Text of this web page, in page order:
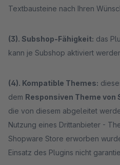
Textbausteine nach Ihren
(3). Subshop-Fähigkeit: das
kann je Subshop aktiviert
(4). Kompatible Themes:
dem Responsiven Theme von
die von diesem abgeleitet
Nutzung eines Drittanbieter -
Shopware Store erworben
Einsatz des Plugins nicht